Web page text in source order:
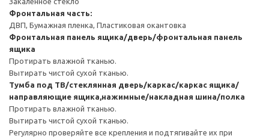
Фронтальная часть:
ДВП, Бумажная пленка, Пластиковая окантовка
Фронтальная панель ящика/дверь/фронтальная панель
ящика
Протирать влажной тканью.
Вытирать чистой сухой тканью.
Тумба под ТВ/стеклянная дверь/каркас/каркас ящика/
направляющие ящика,нажимные/накладная шина/полка
Протирать влажной тканью.
Вытирать чистой сухой тканью.
Регулярно проверяйте все крепления и подтягивайте их при